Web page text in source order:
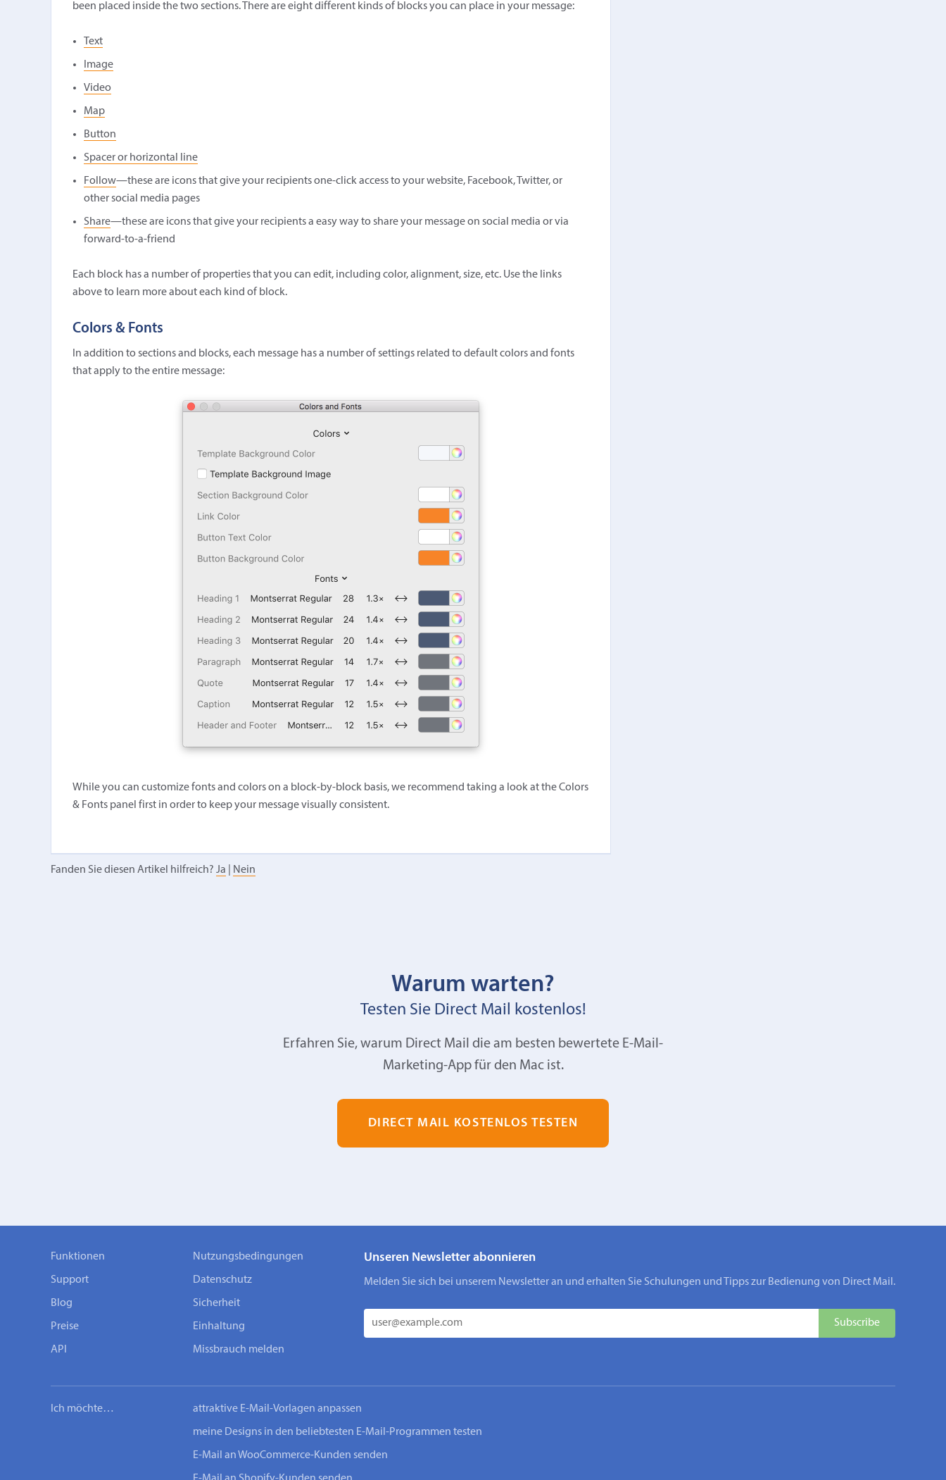
been placed inside the two sections. There are eight different kinds of blocks you can place in your message:
Text
Image
Video
Map
Button
Spacer or horizontal line
Follow—these are icons that give your recipients one-click access to your website, Facebook, Twitter, or
other social media pages
Share—these are icons that give your recipients a easy way to share your message on social media or via
forward-to-a-friend
Each block has a number of properties that you can edit, including color, alignment, size, etc. Use the links
above to learn more about each kind of block.
Colors & Fonts
In addition to sections and blocks, each message has a number of settings related to default colors and fonts
that apply to the entire message:
While you can customize fonts and colors on a block-by-block basis, we recommend taking a look at the Colors
& Fonts panel first in order to keep your message visually consistent.
Fanden Sie diesen Artikel hilfreich? Ja Nein
Warum warten?
Testen Sie Direct Mail kostenlos!
Erfahren Sie, warum Direct Mail die am besten bewertete E-Mail-
Marketing-App für den Mac ist.
DIRECT MAIL KOSTENLOS TESTEN
Funktionen
Support
Blog
Preise
API
Nutzungsbedingungen
Datenschutz
Sicherheit
Einhaltung
Missbrauch melden
Unseren Newsletter abonnieren
Melden Sie sich bei unserem Newsletter an und erhalten Sie Schulungen und Tipps zur Bedienung von Direct Mail.
Ich möchte… attraktive E-Mail-Vorlagen anpassen
meine Designs in den beliebtesten E-Mail-Programmen testen
E-Mail an WooCommerce-Kunden senden